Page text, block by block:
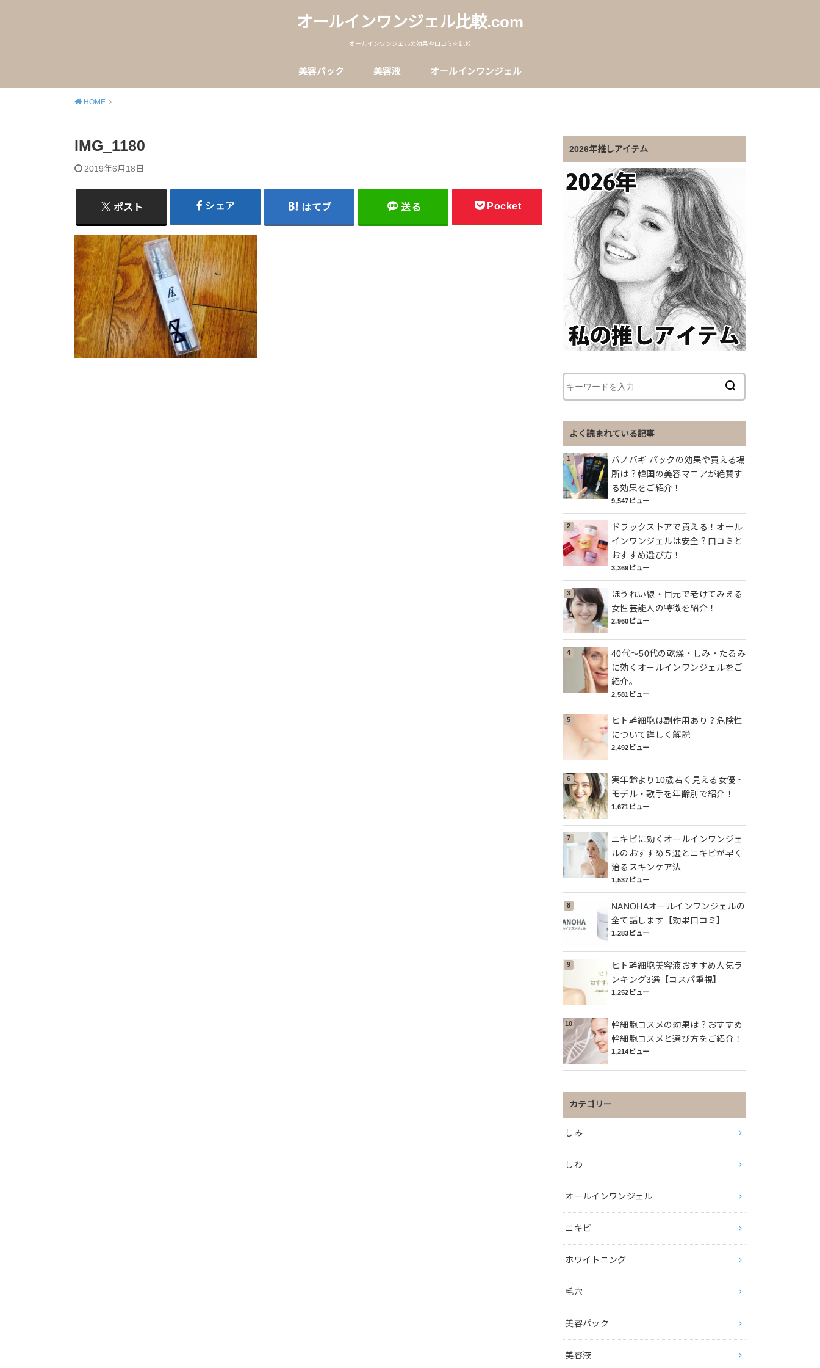
オールインワンジェル比較.com
オールインワンジェルの効果や口コミを比較
美容パック 美容液 オールインワンジェル
HOME
IMG_1180
2019年6月18日
ポスト シェア はてブ 送る Pocket
2026年推しアイテム
よく読まれている記事
バノバギ パックの効果や買える場
所は？韓国の美容マニアが絶賛す
る効果をご紹介！
9,547ビュー
ドラックストアで買える！オール
インワンジェルは安全？口コミと
おすすめ選び方！
3,369ビュー
ほうれい線・目元で老けてみえる
女性芸能人の特徴を紹介！
2,960ビュー
40代～50代の乾燥・しみ・たるみ
に効くオールインワンジェルをご
紹介。
2,581ビュー
ヒト幹細胞は副作用あり？危険性
について詳しく解説
2,492ビュー
実年齢より10歳若く見える女優・
モデル・歌手を年齢別で紹介！
1,671ビュー
ニキビに効くオールインワンジェ
ルのおすすめ５選とニキビが早く
治るスキンケア法
1,537ビュー
NANOHAオールインワンジェルの
全て話します【効果口コミ】
1,283ビュー
ヒト幹細胞美容液おすすめ人気ラ
ンキング3選【コスパ重視】
1,252ビュー
幹細胞コスメの効果は？おすすめ
幹細胞コスメと選び方をご紹介！
1,214ビュー
カテゴリー
しみ
しわ
オールインワンジェル
ニキビ
ホワイトニング
毛穴
美容パック
美容液